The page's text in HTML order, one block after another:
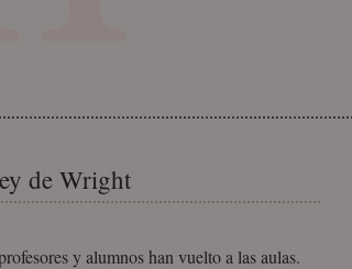
de Wright
y alumnos han vuelto a las aulas.